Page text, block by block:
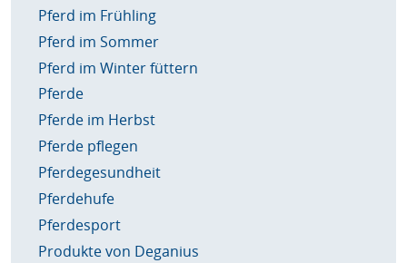
Pferd im Frühling
Pferd im Sommer
Pferd im Winter füttern
Pferde
Pferde im Herbst
Pferde pflegen
Pferdegesundheit
Pferdehufe
Pferdesport
Produkte von Deganius